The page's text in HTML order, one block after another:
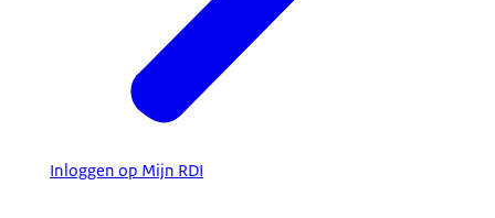
Inloggen op Mijn RDI